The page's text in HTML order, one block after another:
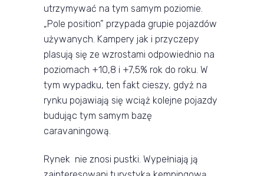
utrzymywać na tym samym poziomie.
„Pole position” przypada grupie pojazdów
używanych. Kampery jak i przyczepy
plasują się ze wzrostami odpowiednio na
poziomach +10,8 i +7,5% rok do roku. W
tym wypadku, ten fakt cieszy, gdyż na
rynku pojawiają się wciąż kolejne pojazdy
budując tym samym bazę
caravaningową.
Rynek nie znosi pustki. Wypełniają ją